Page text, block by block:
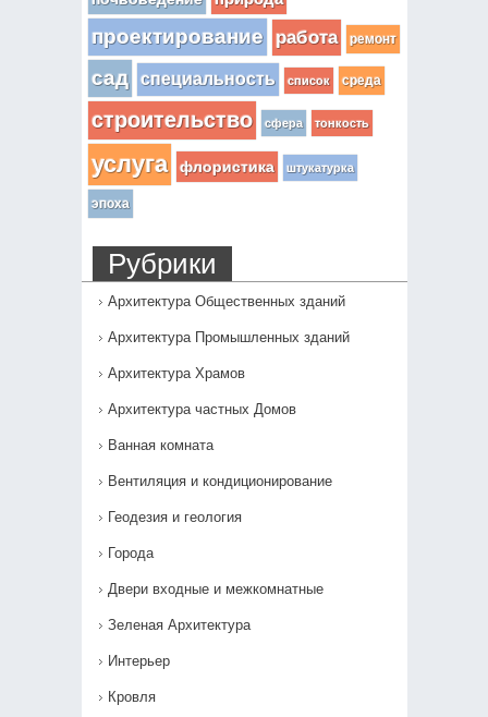
проектирование работа ремонт
сад специальность список среда
строительство сфера тонкость
услуга флористика штукатурка
эпоха
Рубрики
Архитектура Общественных зданий
Архитектура Промышленных зданий
Архитектура Храмов
Архитектура частных Домов
Ванная комната
Вентиляция и кондиционирование
Геодезия и геология
Города
Двери входные и межкомнатные
Зеленая Архитектура
Интерьер
Кровля